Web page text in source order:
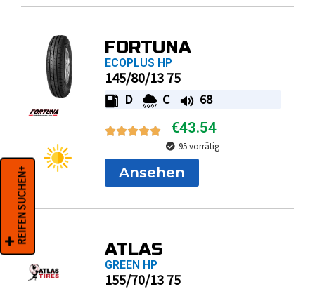
FORTUNA
ECOPLUS HP
145/80/13 75
D C 68
€43.54
95 vorrätig
Ansehen
ATLAS
GREEN HP
155/70/13 75
REIFEN SUCHEN+